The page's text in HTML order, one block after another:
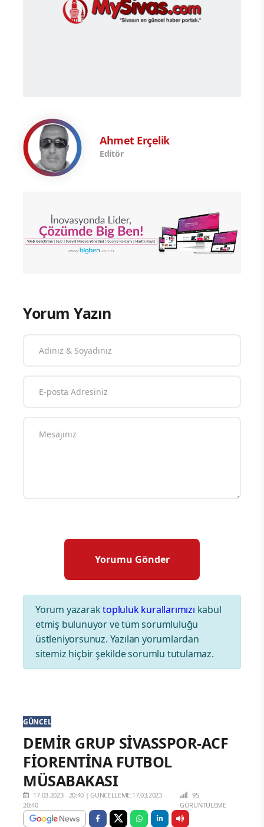
Ahmet Erçelik
Editör
Yorum Yazın
Yorum yazaraktopluluk kurallarımızı kabul
etmiş bulunuyor ve tüm sorumluluğu
üstleniyorsunuz. Yazılan yorumlardan
sitemiz hiçbir şekilde sorumlu tutulamaz.
GÜNCEL
DEMİR GRUP SİVASSPOR-ACF
FİORENTİNA FUTBOL
MÜSABAKASI
17.03.2023 - 20:40 |GÜNCELLEME:17.03.2023 -
20:40
95
GÖRÜNTÜLEME